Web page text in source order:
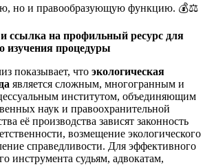
но и правообразующую функцию. 💰⚖️
ссылка на профильный ресурс для
изучения процедуры
показывает, что экологическая
является сложным, многогранным и
институтом, объединяющим
наук и правоохранительной
её производства зависят законность
возмещение экологического
справедливости. Для эффективного
инструмента судьям, адвокатам,